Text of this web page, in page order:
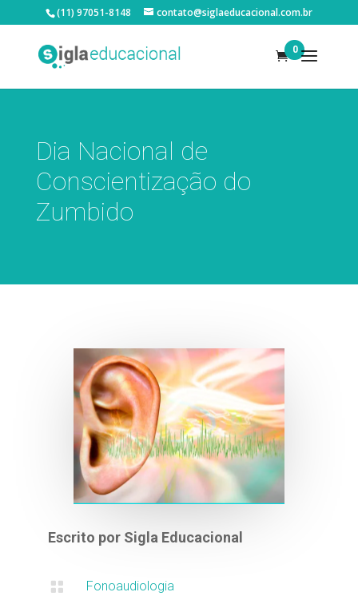
(11) 97051-8148 contato@siglaeducacional.com.br
0
Dia Nacional de
Conscientização do
Zumbido
Escrito por Sigla Educacional
 Fonoaudiologia